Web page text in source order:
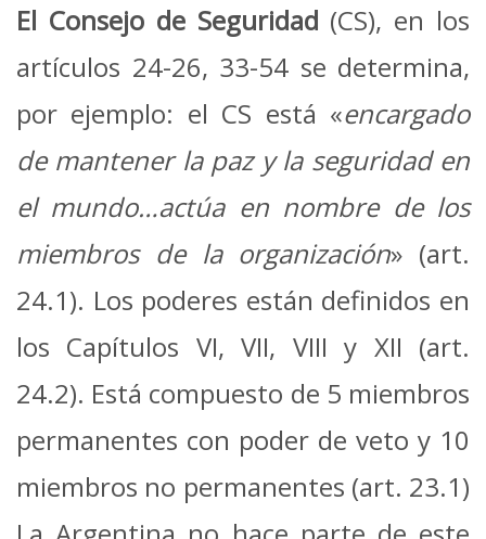
El Consejo de Seguridad (CS), en los
artículos 24-26, 33-54 se determina,
por ejemplo: el CS está «encargado
de mantener la paz y la seguridad en
el mundo…actúa en nombre de los
miembros de la organización» (art.
24.1). Los poderes están definidos en
los Capítulos VI, VII, VIII y XII (art.
24.2). Está compuesto de 5 miembros
permanentes con poder de veto y 10
miembros no permanentes (art. 23.1)